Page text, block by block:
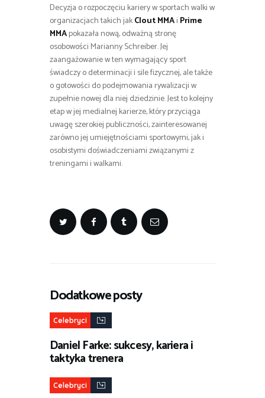
Decyzja o rozpoczęciu kariery w sportach walki w
organizacjach takich jakClout MMAi Prime
MMApokazała nową, odważną stronę
osobowości Marianny Schreiber. Jej
zaangażowanie w ten wymagający sport
świadczy o determinacji i sile fizycznej, ale także
o gotowości do podejmowania rywalizacji w
zupełnie nowej dla niej dziedzinie. Jest to kolejny
etap w jej medialnej karierze, który przyciąga
uwagę szerokiej publiczności, zainteresowanej
zarówno jej umiejętnościami sportowymi, jak i
osobistymi doświadczeniami związanymi z
treningami i walkami.
Dodatkowe posty
Celebryci
Daniel Farke: sukcesy, kariera i
taktyka trenera
Celebryci